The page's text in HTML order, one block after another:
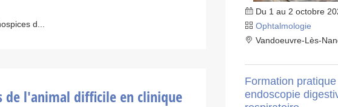
d...
de l'animal difficile en clinique
Du 1 au 2 octobre
Ophtalmologie
Vandoeuvre-Lès-
Formation pratique
endoscopie